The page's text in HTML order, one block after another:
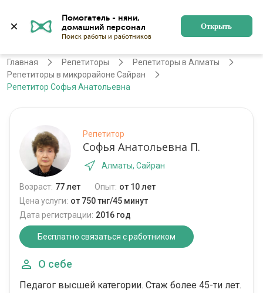
Помогатель - няни,
Поиск работы и работников
Открыть
Алматы Регистрация
Главная Репетиторы
Репетиторы в Алматы
Репетиторы в микрорайоне Сайран
Репетитор Софья Анатольевна
Репетитор
Софья Анатольевна П.
Алматы, Сайран
Возраст: 77 лет Опыт: от 10 лет
Цена услуги: от 750 тнг/45 минут
Дата регистрации: 2016 год
Бесплатно связаться с работником
О себе
Педагог высшей категории. Стаж более 45-ти лет.